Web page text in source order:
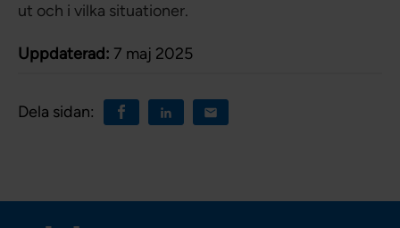
ut och i vilka situationer.
Uppdaterad: 7 maj 2025
Dela sidan: